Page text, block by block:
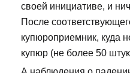
своей инициативе, и
После
купюроприемник, куда
купюр (не более 50 штук